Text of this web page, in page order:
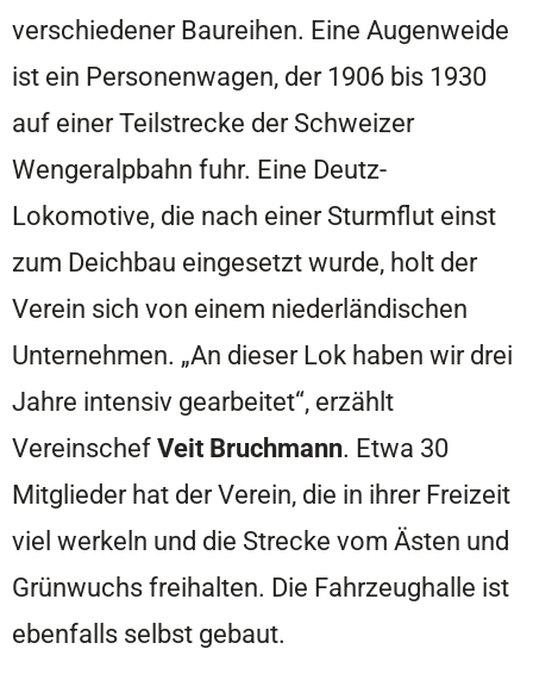
verschiedener Baureihen. Eine Augenweide
ist ein Personenwagen, der 1906 bis 1930
auf einer Teilstrecke der Schweizer
Wengeralpbahn fuhr. Eine Deutz-
Lokomotive, die nach einer Sturmflut einst
zum Deichbau eingesetzt wurde, holt der
Verein sich von einem niederländischen
Unternehmen. „An dieser Lok haben wir drei
Jahre intensiv gearbeitet“, erzählt
VereinschefVeit Bruchmann. Etwa 30
Mitglieder hat der Verein, die in ihrer Freizeit
viel werkeln und die Strecke vom Ästen und
Grünwuchs freihalten. Die Fahrzeughalle ist
ebenfalls selbst gebaut.